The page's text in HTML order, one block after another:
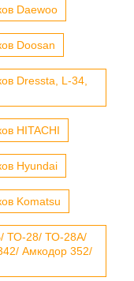
Daewoo
Doosan
Dressta, L-34,
HITACHI
Hyundai
Komatsu
ТО-28/ ТО-28А/
Амкодор 352/